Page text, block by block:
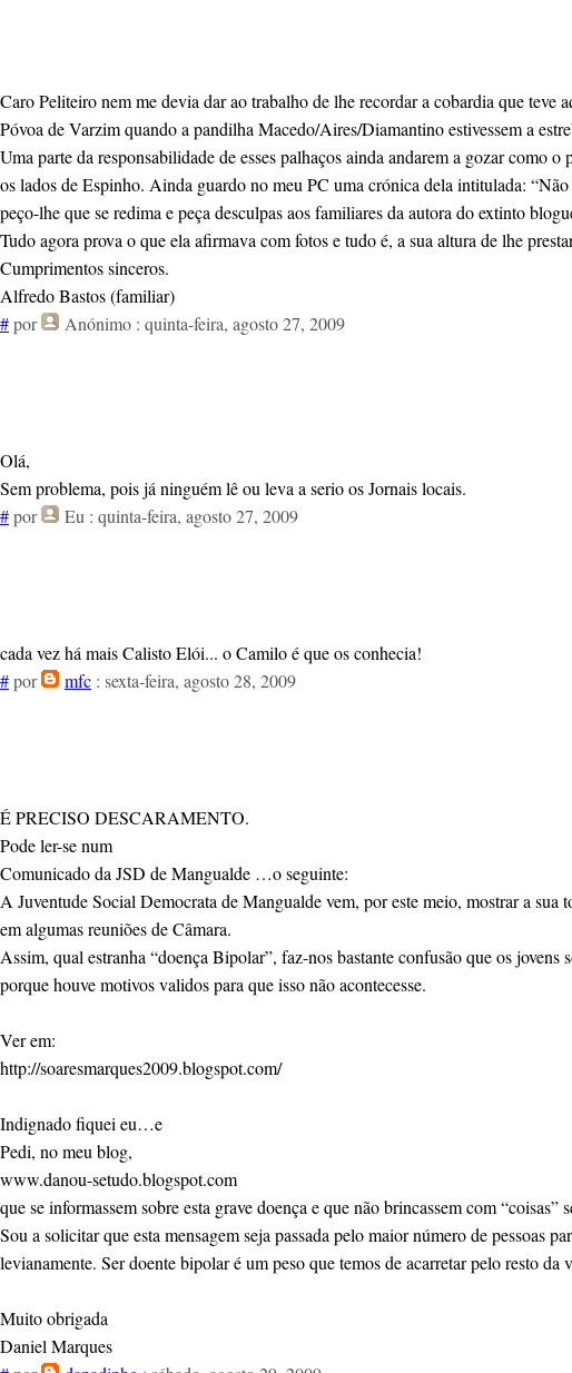
Caro Peliteiro nem me devia dar ao trabalho de lhe recordar a cobardia que
Póvoa de Varzim quando a pandilha Macedo/Aires/Diamantino estivessem a
Uma parte da responsabilidade de esses palhaços ainda andarem a gozar como
os lados de Espinho. Ainda guardo no meu PC uma crónica dela intitulada:
peço-lhe que se redima e peça desculpas aos familiares da autora do extinto
Tudo agora prova o que ela afirmava com fotos e tudo é, a sua altura de lhe
Cumprimentos sinceros.
Alfredo Bastos (familiar)
#por Anónimo : quinta-feira, agosto 27, 2009
Olá,
Sem problema, pois já ninguém lê ou leva a serio os Jornais locais.
#por Eu : quinta-feira, agosto 27, 2009
cada vez há mais Calisto Elói... o Camilo é que os conhecia!
#por mfc : sexta-feira, agosto 28, 2009
É PRECISO DESCARAMENTO.
Pode ler-se num
Comunicado da JSD de Mangualde …o seguinte:
A Juventude Social Democrata de Mangualde vem, por este meio, mostrar a
em algumas reuniões de Câmara.
Assim, qual estranha “doença Bipolar”, faz-nos bastante confusão que os
porque houve motivos validos para que isso não acontecesse.
Ver em:
http://soaresmarques2009.blogspot.com/
Indignado fiquei eu…e
Pedi, no meu blog,
www.danou-setudo.blogspot.com
que se informassem sobre esta grave doença e que não brincassem com “coisas”
Sou a solicitar que esta mensagem seja passada pelo maior número de pessoas
levianamente. Ser doente bipolar é um peso que temos de acarretar pelo resto
Muito obrigada
Daniel Marques